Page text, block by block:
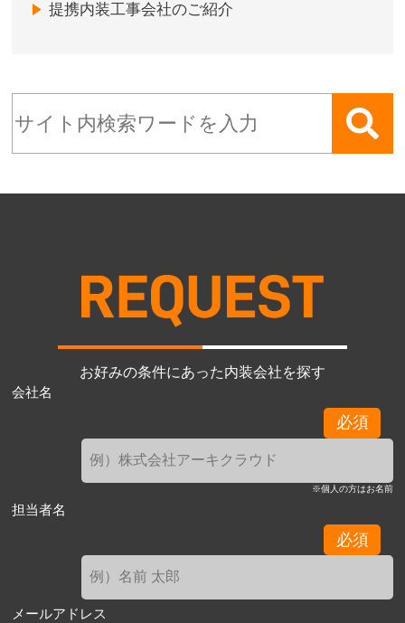
提携内装工事会社のご紹介
お好みの条件にあった内装会社を探す
会社名
必須
※個人の方はお名前
担当者名
必須
メールアドレス